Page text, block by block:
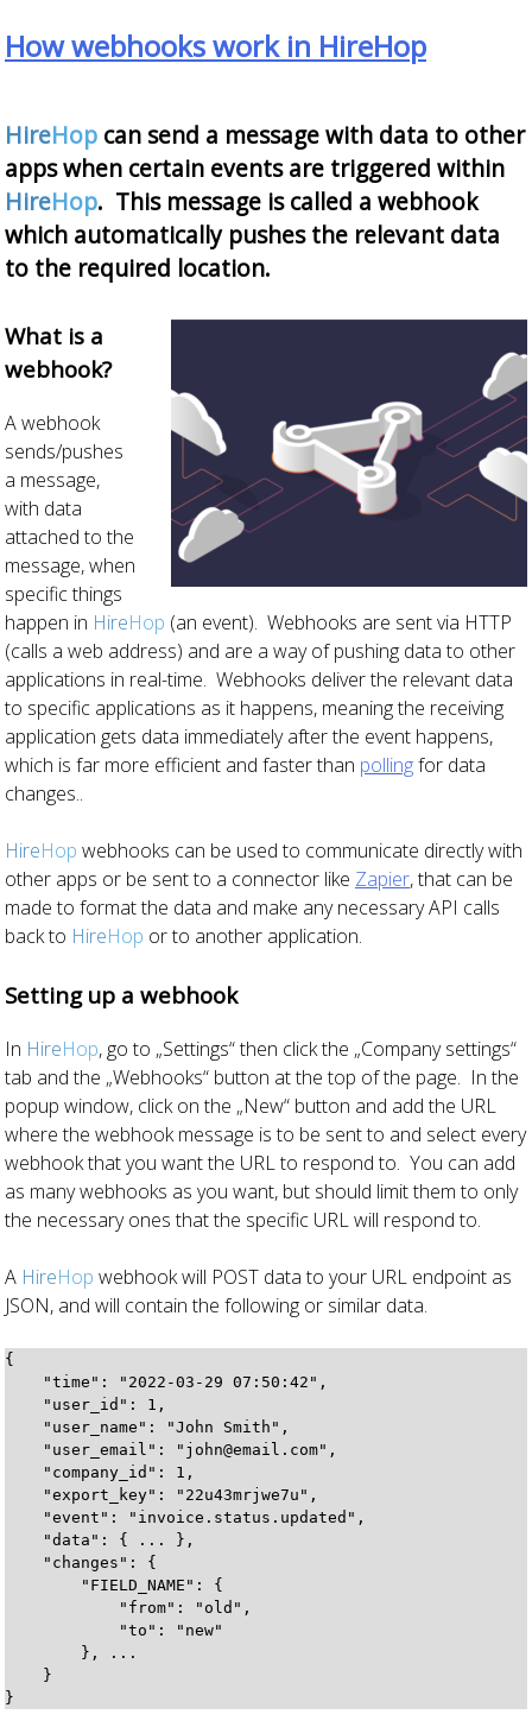
How webhooks work in HireHop
HireHop can send a message with data to other
apps when certain events are triggered within
HireHop. This message is called a webhook
which automatically pushes the relevant data
to the required location.
What is a
webhook?
A webhook
sends/pushes
a message,
with data
attached to the
message, when
specific things
happen in HireHop (an event). Webhooks are sent via HTTP
(calls a web address) and are a way of pushing data to other
applications in real-time. Webhooks deliver the relevant data
to specific applications as it happens, meaning the receiving
application gets data immediately after the event happens,
which is far more efficient and faster than pollingfor data
changes..
HireHop webhooks can be used to communicate directly with
other apps or be sent to a connector like Zapier, that can be
made to format the data and make any necessary API calls
back to HireHop or to another application.
Setting up a webhook
In HireHop, go to „Settings“ then click the „Company settings“
tab and the „Webhooks“ button at the top of the page. In the
popup window, click on the „New“ button and add the URL
where the webhook message is to be sent to and select every
webhook that you want the URL to respond to. You can add
as many webhooks as you want, but should limit them to only
the necessary ones that the specific URL will respond to.
A HireHop webhook will POST data to your URL endpoint as
JSON, and will contain the following or similar data.
{
    "time": "2022-03-29 07:50:42",
    "user_id": 1,
    "user_name": "John Smith",
    "user_email": "john@email.com",
    "company_id": 1,
    "export_key": "22u43mrjwe7u",
    "event": "invoice.status.updated",
    "data": { ... },
    "changes": {
        "FIELD_NAME": {
            "from": "old",
            "to": "new"
        }, ...
    }